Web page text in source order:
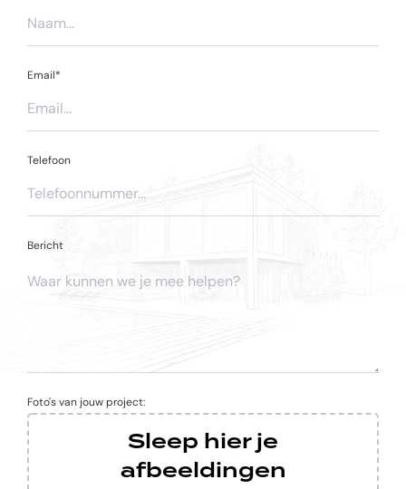
Email*
Telefoon
Bericht
Foto's van jouw project:
Sleep hier je
afbeeldingen